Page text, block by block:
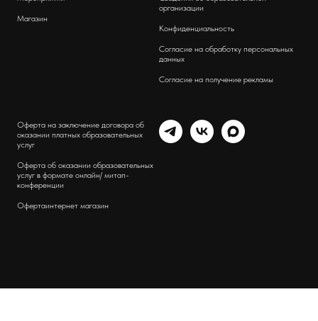
Магазин
организации
Конфиденциальность
Согласие на обработку персональных
данных
Согласие на получение рекламы
Оферта на заключение договора об
оказании платных образовательных
услуг
Оферта об оказании образовательных
услуг в формате онлайн/ митап-
конференции
Офертаинтернет магазин